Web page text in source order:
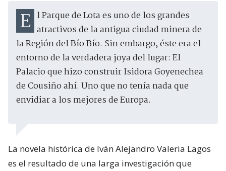
El Parque de Lota es uno de los grandes atractivos de la antigua ciudad minera de
la Región del Bío Bío. Sin embargo, éste era el
entorno de la verdadera joya del lugar: El
Palacio que hizo construir Isidora Goyenechea
de Cousiño ahí. Uno que no tenía nada que
envidiar a los mejores de Europa.
La novela histórica de Iván Alejandro Valeria Lagos
es el resultado de una larga investigación que